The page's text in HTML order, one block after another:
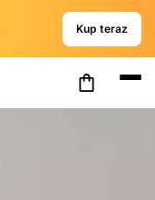
Kup teraz